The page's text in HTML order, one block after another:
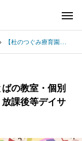
【杜のつぐみ療育園荒井園】ことばの教室・個別無料相談開催！【児童発達支援・放課後等デイサービス】
の教室・個別
課後等デイサ